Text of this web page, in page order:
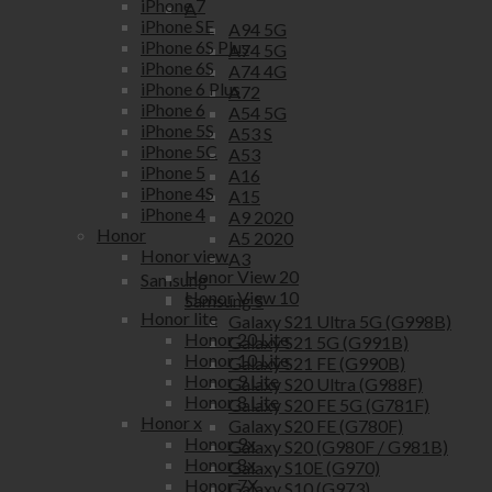
A
A94 5G
A74 5G
A74 4G
A72
A54 5G
A53 S
A53
A16
A15
A9 2020
A5 2020
A3
Samsung
Samsung S
Galaxy S21 Ultra 5G (G998B)
Galaxy S21 5G (G991B)
Galaxy S21 FE (G990B)
Galaxy S20 Ultra (G988F)
Galaxy S20 FE 5G (G781F)
Galaxy S20 FE (G780F)
Galaxy S20 (G980F / G981B)
Galaxy S10E (G970)
iPhone 7
iPhone SE
iPhone 6S Plus
iPhone 6S
iPhone 6 Plus
iPhone 6
iPhone 5S
iPhone 5C
iPhone 5
iPhone 4S
iPhone 4
Honor
Honor view
Honor View 20
Honor View 10
Honor lite
Honor 20 Lite
Honor 10 Lite
Honor 9 Lite
Honor 8 Lite
Honor x
Honor 9x
Honor 8x
Honor 7X